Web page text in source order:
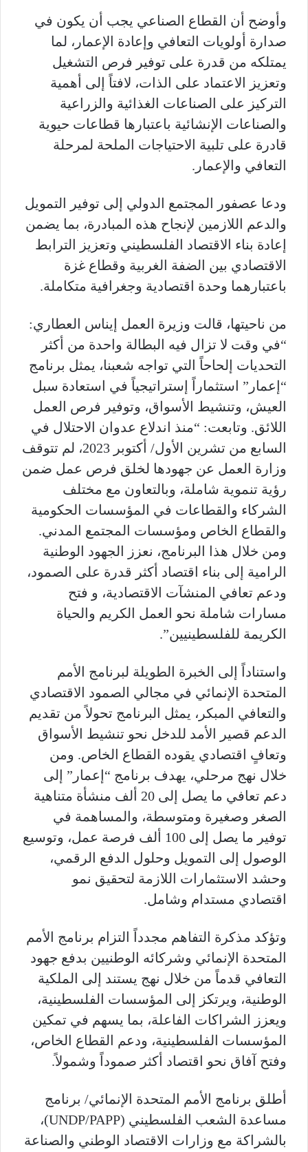
وأوضح أن القطاع الصناعي يجب أن يكون في
صدارة أولويات التعافي وإعادة الإعمار، لما
يمتلكه من قدرة على توفير فرص التشغيل
وتعزيز الاعتماد على الذات، لافتاً إلى أهمية
التركيز على الصناعات الغذائية والزراعية
والصناعات الإنشائية باعتبارها قطاعات حيوية
قادرة على تلبية الاحتياجات الملحة لمرحلة
التعافي والإعمار.
ودعا عصفور المجتمع الدولي إلى توفير التمويل
والدعم اللازمين لإنجاح هذه المبادرة، بما يضمن
إعادة بناء الاقتصاد الفلسطيني وتعزيز الترابط
الاقتصادي بين الضفة الغربية وقطاع غزة
باعتبارهما وحدة اقتصادية وجغرافية متكاملة.
من ناحيتها، قالت وزيرة العمل إيناس العطاري:
“في وقت لا تزال فيه البطالة واحدة من أكثر
التحديات إلحاحاً التي تواجه شعبنا، يمثل برنامج
“إعمار” استثماراً إستراتيجياً في استعادة سبل
العيش، وتنشيط الأسواق، وتوفير فرص العمل
اللائق. وتابعت: “منذ اندلاع عدوان الاحتلال في
السابع من تشرين الأول/ أكتوبر 2023، لم تتوقف
وزارة العمل عن جهودها لخلق فرص عمل ضمن
رؤية تنموية شاملة، وبالتعاون مع مختلف
الشركاء والقطاعات في المؤسسات الحكومية
والقطاع الخاص ومؤسسات المجتمع المدني.
ومن خلال هذا البرنامج، نعزز الجهود الوطنية
الرامية إلى بناء اقتصاد أكثر قدرة على الصمود،
ودعم تعافي المنشآت الاقتصادية، و فتح
مسارات شاملة نحو العمل الكريم والحياة
الكريمة للفلسطينيين”.
واستناداً إلى الخبرة الطويلة لبرنامج الأمم
المتحدة الإنمائي في مجالي الصمود الاقتصادي
والتعافي المبكر، يمثل البرنامج تحولاً من تقديم
الدعم قصير الأمد للدخل نحو تنشيط الأسواق
وتعافٍ اقتصادي يقوده القطاع الخاص. ومن
خلال نهج مرحلي، يهدف برنامج “إعمار” إلى
دعم تعافي ما يصل إلى 20 ألف منشأة متناهية
الصغر وصغيرة ومتوسطة، والمساهمة في
توفير ما يصل إلى 100 ألف فرصة عمل، وتوسيع
الوصول إلى التمويل وحلول الدفع الرقمي،
وحشد الاستثمارات اللازمة لتحقيق نمو
اقتصادي مستدام وشامل.
وتؤكد مذكرة التفاهم مجدداً التزام برنامج الأمم
المتحدة الإنمائي وشركائه الوطنيين بدفع جهود
التعافي قدماً من خلال نهج يستند إلى الملكية
الوطنية، ويرتكز إلى المؤسسات الفلسطينية،
ويعزز الشراكات الفاعلة، بما يسهم في تمكين
المؤسسات الفلسطينية، ودعم القطاع الخاص،
وفتح آفاق نحو اقتصاد أكثر صموداً وشمولاً.
أطلق برنامج الأمم المتحدة الإنمائي/ برنامج
مساعدة الشعب الفلسطيني (UNDP/PAPP)،
بالشراكة مع وزارات الاقتصاد الوطني والصناعة